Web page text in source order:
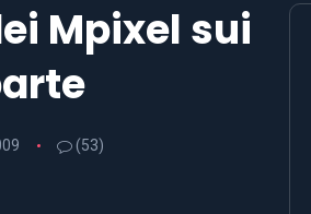
Mpixel sui
(53)